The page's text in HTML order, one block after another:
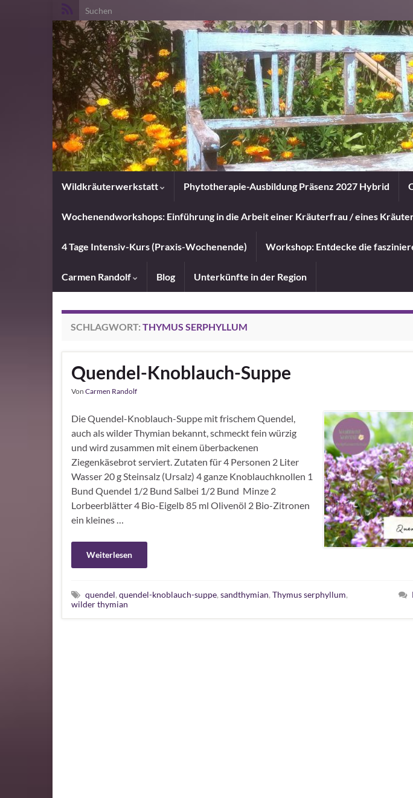
Search for:
Wildkräuterwerkstatt Phytotherapie-Ausbildung Präsenz 2027 Hybrid
Wochenendworkshops: Einführung in die Arbeit einer Kräuterfrau / eines
4 Tage Intensiv-Kurs (Praxis-Wochenende) Workshop: Entdecke die
Carmen Randolf Blog Unterkünfte in der Region
SCHLAGWORT: THYMUS SERPHYLLUM
Quendel-Knoblauch-Suppe
Von Carmen Randolf
Die Quendel-Knoblauch-Suppe mit frischem Quendel,
auch als wilder Thymian bekannt, schmeckt fein würzig
und wird zusammen mit einem überbackenen
Ziegenkäsebrot serviert. Zutaten für 4 Personen 2 Liter
Wasser 20 g Steinsalz (Ursalz) 4 ganze Knoblauchknollen 1
Bund Quendel 1/2 Bund Salbei 1/2 Bund Minze 2
Lorbeerblätter 4 Bio-Eigelb 85 ml Olivenöl 2 Bio-Zitronen
ein kleines …
Weiterlesen
quendel, quendel-knoblauch-suppe, sandthymian, Thymus serphyllum,
wilder thymian